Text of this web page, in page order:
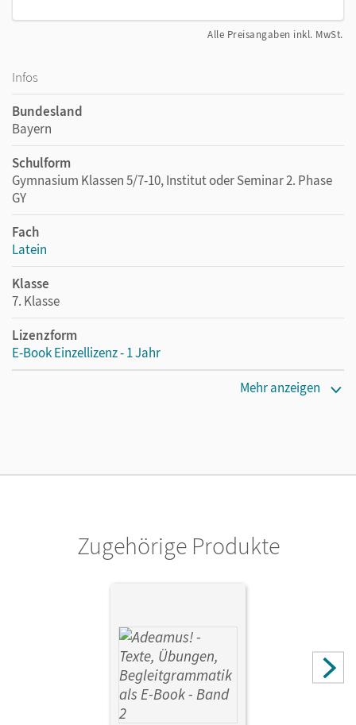
Alle Preisangaben inkl. MwSt.
Infos
Bundesland
Bayern
Schulform
Gymnasium Klassen 5/7-10, Institut oder Seminar 2. Phase
GY
Fach
Latein
Klasse
7. Klasse
Lizenzform
E-Book Einzellizenz - 1 Jahr
Privatpersonen, die nur mit dem E-Book arbeiten.
Herausgeber/-in
Berchtold, Volker; Schölzel, Melanie; Stierstorfer, Michael;
Holzhausen, Jens; Noss, Ira; Seelentag, Sabine; Segerer,
Udo; Schauer, Markus; Safferling, Cordula; Büttner, Lena;
Rollwagen, Uwe; Blumenfelder, Benedikt; Weber, Sabrina;
Siegl, Oliver; Hereth, Veronika; Vormwald, Kerstin; Pflaum,
Bastian; Walter, Veronika; Strobl, Elisabeth
Mehr anzeigen
Zugehörige Produkte